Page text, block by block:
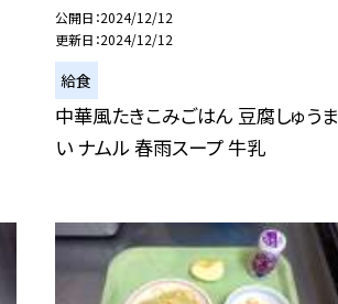
公開日 2024/12/12
更新日 2024/12/12
給食
中華風たきこみごはん 豆腐しゅうま
い ナムル 春雨スープ 牛乳